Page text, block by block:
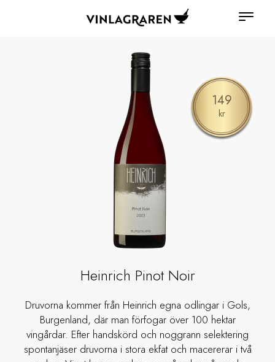
149
kr
Heinrich Pinot Noir
Druvorna kommer från Heinrich egna odlingar i Gols,
Burgenland, där man förfogar över 100 hektar
vingårdar. Efter handskörd och noggrann selektering
spontanjäser druvorna i stora ekfat och macererar i två